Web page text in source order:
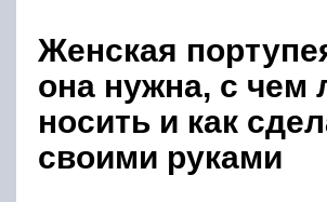
Женская
она нужна, с чем
носить и как
своими руками